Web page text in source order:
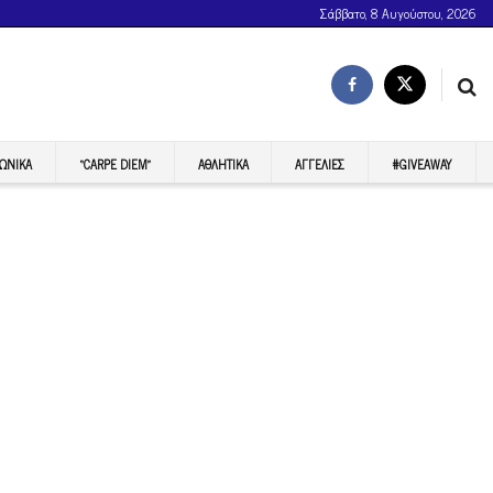
Σάββατο, 8 Αυγούστου, 2026
“CARPE DIEM” ΑΘΛΗΤΙΚΆ ΑΓΓΕΛΊΕΣ #GIVEAWAY